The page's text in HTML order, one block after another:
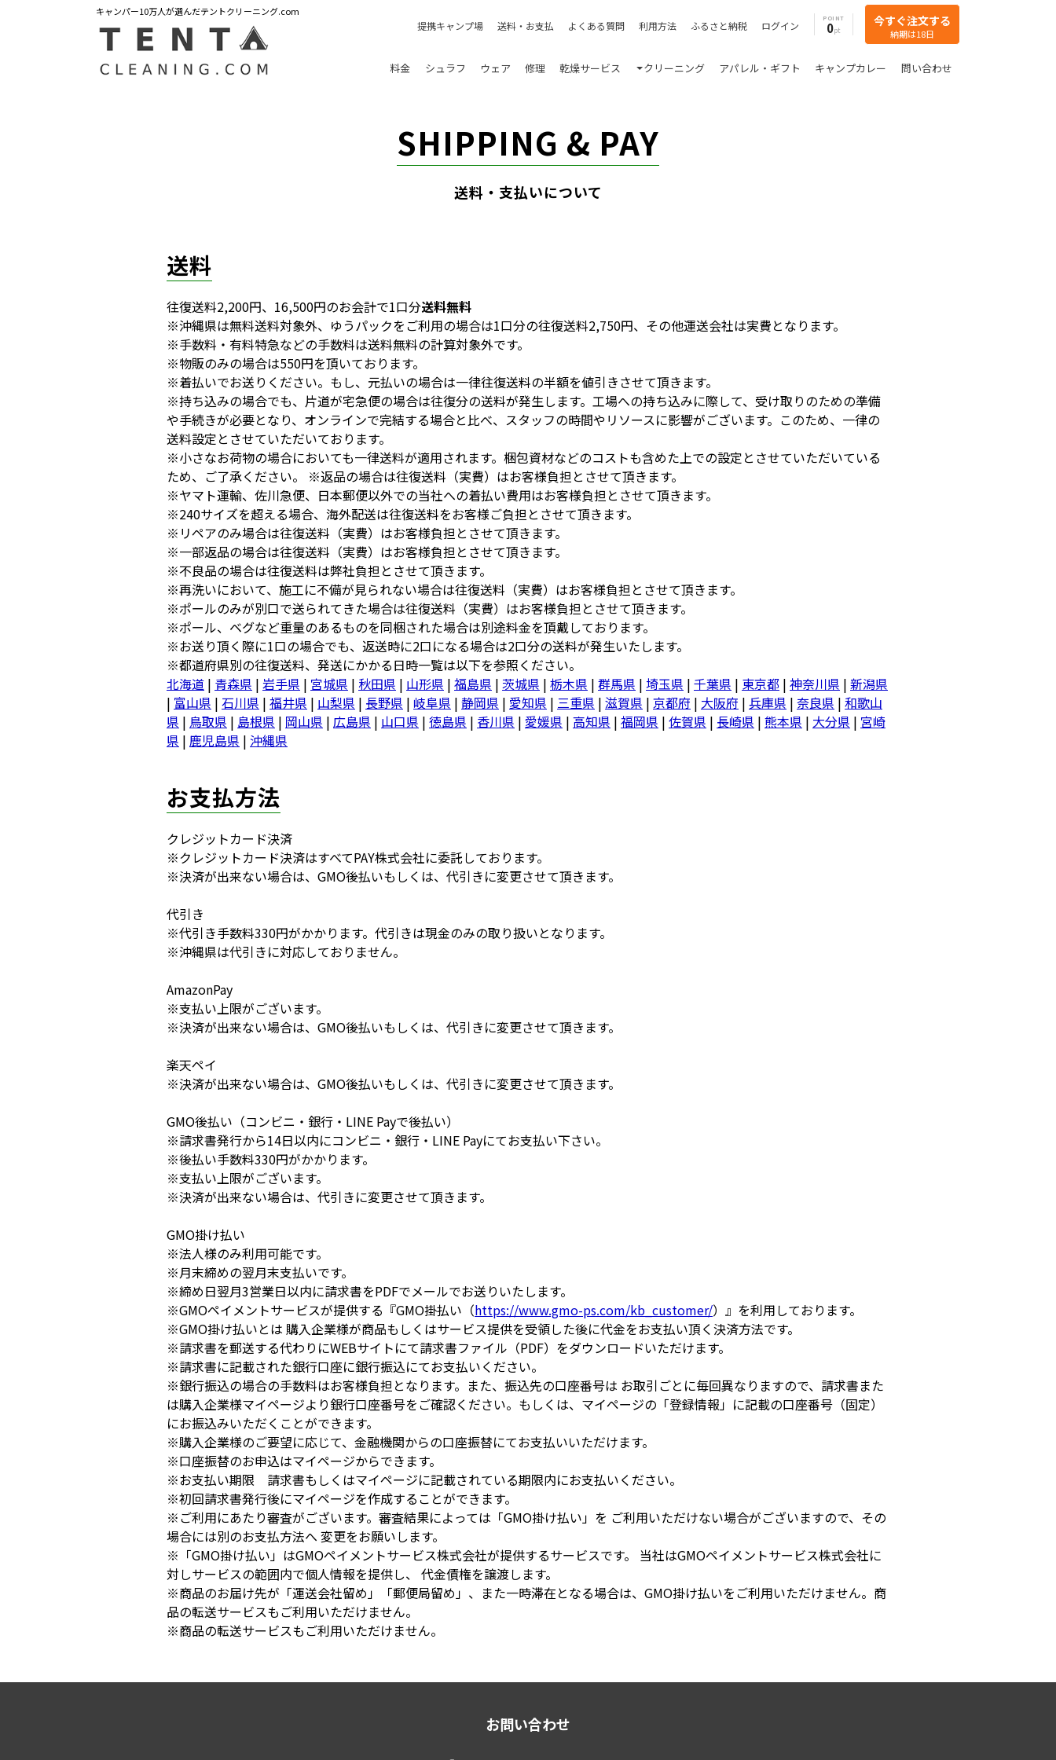
キャンパー10万人が選んだテントクリーニング.com
提携キャンプ場 送料・お支払 よくある質問 利用方法 ふるさと納税 ログイン
POINT
0 今すぐ注文する
納期は18日
料金 シュラフ ウェア 修理 乾燥サービス クリーニング アパレル・ギフト キャンプカレー 問い合わせ
SHIPPING & PAY
送料・支払いについて
送料
往復送料2,200円、16,500円のお会計で1口分送料無料
※沖縄県は無料送料対象外、ゆうパックをご利用の場合は1口分の往復送料2,750円、その他運送会社は実費となります。
※手数料・有料特急などの手数料は送料無料の計算対象外です。
※物販のみの場合は550円を頂いております。
※着払いでお送りください。もし、元払いの場合は一律往復送料の半額を値引きさせて頂きます。
※持ち込みの場合でも、片道が宅急便の場合は往復分の送料が発生します。工場への持ち込みに際して、受け取りのための準備
や手続きが必要となり、オンラインで完結する場合と比べ、スタッフの時間やリソースに影響がございます。このため、一律の
送料設定とさせていただいております。
※小さなお荷物の場合においても一律送料が適用されます。梱包資材などのコストも含めた上での設定とさせていただいている
ため、ご了承ください。 ※返品の場合は往復送料（実費）はお客様負担とさせて頂きます。
※ヤマト運輸、佐川急便、日本郵便以外での当社への着払い費用はお客様負担とさせて頂きます。
※240サイズを超える場合、海外配送は往復送料をお客様ご負担とさせて頂きます。
※リペアのみ場合は往復送料（実費）はお客様負担とさせて頂きます。
※一部返品の場合は往復送料（実費）はお客様負担とさせて頂きます。
※不良品の場合は往復送料は弊社負担とさせて頂きます。
※再洗いにおいて、施工に不備が見られない場合は往復送料（実費）はお客様負担とさせて頂きます。
※ポールのみが別口で送られてきた場合は往復送料（実費）はお客様負担とさせて頂きます。
※ポール、ベグなど重量のあるものを同梱された場合は別途料金を頂戴しております。
※お送り頂く際に1口の場合でも、返送時に2口になる場合は2口分の送料が発生いたします。
※都道府県別の往復送料、発送にかかる日時一覧は以下を参照ください。
北海道 | 青森県 | 岩手県 | 宮城県 | 秋田県 | 山形県 | 福島県 | 茨城県 | 栃木県 | 群馬県 | 埼玉県 | 千葉県 | 東京都 | 神奈川県 | 新潟県
| 富山県 | 石川県 | 福井県 | 山梨県 | 長野県 | 岐阜県 | 静岡県 | 愛知県 | 三重県 | 滋賀県 | 京都府 | 大阪府 | 兵庫県 | 奈良県 | 和歌山
県 | 鳥取県 | 島根県 | 岡山県 | 広島県 | 山口県 | 徳島県 | 香川県 | 愛媛県 | 高知県 | 福岡県 | 佐賀県 | 長崎県 | 熊本県 | 大分県 | 宮崎
県 | 鹿児島県 | 沖縄県
お支払方法
クレジットカード決済
※クレジットカード決済はすべてPAY株式会社に委託しております。
※決済が出来ない場合は、GMO後払いもしくは、代引きに変更させて頂きます。
代引き
※代引き手数料330円がかかります。代引きは現金のみの取り扱いとなります。
※沖縄県は代引きに対応しておりません。
AmazonPay
※支払い上限がございます。
※決済が出来ない場合は、GMO後払いもしくは、代引きに変更させて頂きます。
楽天ペイ
※決済が出来ない場合は、GMO後払いもしくは、代引きに変更させて頂きます。
GMO後払い（コンビニ・銀行・LINE Payで後払い）
※請求書発行から14日以内にコンビニ・銀行・LINE Payにてお支払い下さい。
※後払い手数料330円がかかります。
※支払い上限がございます。
※決済が出来ない場合は、代引きに変更させて頂きます。
GMO掛け払い
※法人様のみ利用可能です。
※月末締めの翌月末支払いです。
※締め日翌月3営業日以内に請求書をPDFでメールでお送りいたします。
※GMOペイメントサービスが提供する『GMO掛払い（https://www.gmo-ps.com/kb_customer/）』を利用しております。
※GMO掛け払いとは 購入企業様が商品もしくはサービス提供を受領した後に代金をお支払い頂く決済方法です。
※請求書を郵送する代わりにWEBサイトにて請求書ファイル（PDF）をダウンロードいただけます。
※請求書に記載された銀行口座に銀行振込にてお支払いください。
※銀行振込の場合の手数料はお客様負担となります。また、振込先の口座番号は お取引ごとに毎回異なりますので、請求書また
は購入企業様マイページより銀行口座番号をご確認ください。もしくは、マイページの「登録情報」に記載の口座番号（固定）
にお振込みいただくことができます。
※購入企業様のご要望に応じて、金融機関からの口座振替にてお支払いいただけます。
※口座振替のお申込はマイページからできます。
※お支払い期限 請求書もしくはマイページに記載されている期限内にお支払いください。
※初回請求書発行後にマイページを作成することができます。
※ご利用にあたり審査がございます。審査結果によっては「GMO掛け払い」を ご利用いただけない場合がございますので、その
場合には別のお支払方法へ 変更をお願いします。
※「GMO掛け払い」はGMOペイメントサービス株式会社が提供するサービスです。 当社はGMOペイメントサービス株式会社に
対しサービスの範囲内で個人情報を提供し、 代金債権を譲渡します。
※商品のお届け先が「運送会社留め」「郵便局留め」、また一時滞在となる場合は、GMO掛け払いをご利用いただけません。商
品の転送サービスもご利用いただけません。
※商品の転送サービスもご利用いただけません。
お問い合わせ